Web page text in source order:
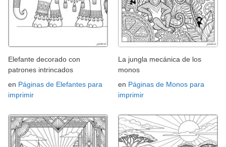
Elefante decorado con
patrones intrincados
en Páginas de Elefantes para
imprimir
La jungla mecánica de los
monos
en Páginas de Monos para
imprimir